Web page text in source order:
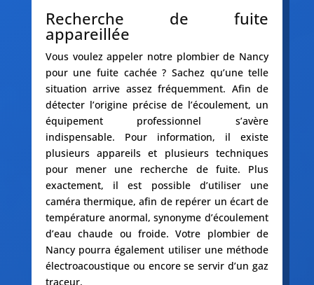
Recherche de fuite
appareillée
Vous voulez appeler notre plombier de Nancy
pour une fuite cachée ? Sachez qu’une telle
situation arrive assez fréquemment. Afin de
détecter l’origine précise de l’écoulement, un
équipement professionnel s’avère
indispensable. Pour information, il existe
plusieurs appareils et plusieurs techniques
pour mener une recherche de fuite. Plus
exactement, il est possible d’utiliser une
caméra thermique, afin de repérer un écart de
température anormal, synonyme d’écoulement
d’eau chaude ou froide. Votre plombier de
Nancy pourra également utiliser une méthode
électroacoustique ou encore se servir d’un gaz
traceur.